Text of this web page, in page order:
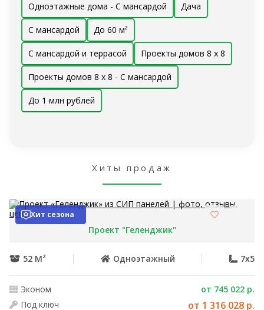
Одноэтажные дома - С мансардой Дача
С мансардой До 60 м²
С мансардой и террасой Проекты домов 8 x 8
Проекты домов 8 x 8 - С мансардой
До 1 млн рублей
Хиты продаж
Хит сезона
Проект "Геленджик"
52 М² Одноэтажный 7x5
Эконом
от 745 022 р.
Под ключ
от 1 316 028 р.